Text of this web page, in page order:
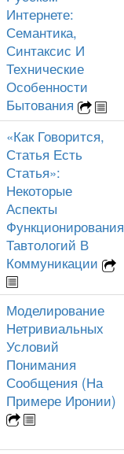
Интернете:
Семантика,
Синтаксис И
Технические
Особенности
Бытования
«Как Говорится,
Статья Есть
Статья»:
Некоторые
Аспекты
Функционирования
Тавтологий В
Коммуникации
Моделирование
Нетривиальных
Условий
Понимания
Сообщения (На
Примере Иронии)